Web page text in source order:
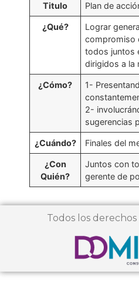
Titulo Plan de
¿Qué?
Lograr
compromiso
todos juntos
dirigidos a la
¿Cómo?
1-
2-
sugerencias
¿Cuándo? Finales del
¿Con
Quién?
Juntos con
gerente de
Todos los